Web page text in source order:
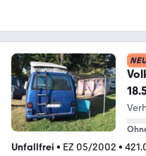
NEU
Unfallfrei • EZ 05/2002 •